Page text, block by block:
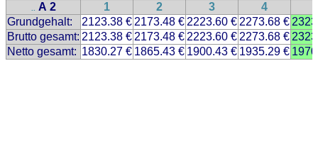
.. A 2 1 2 3 4
Grundgehalt:
2123.38 € 2173.48 € 2223.60 € 2273.68 €
Brutto gesamt: 2123.38 € 2173.48 € 2223.60 € 2273.68 €
Netto gesamt: 1830.27 € 1865.43 € 1900.43 € 1935.29 €